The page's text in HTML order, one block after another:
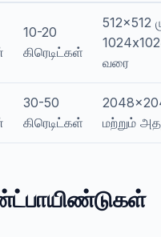
10-20
கிரெடிட்கள்
512x512
வரை
30-50
கிரெடிட்கள்
மற்றும்